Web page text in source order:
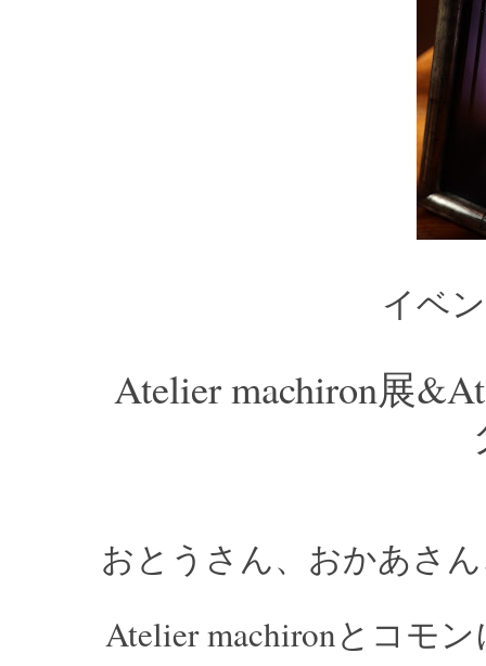
イベ
Atelier machiron展
おとうさん、おかあさ
Atelier machironとコモ